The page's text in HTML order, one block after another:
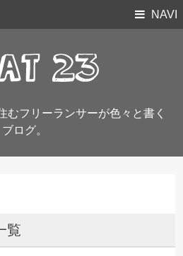
NAVI
むフリーランサーが色々と書く
ブログ。
覧